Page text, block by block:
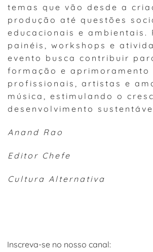
temas que vão desde a
produção até questões
educacionais e ambientais.
painéis, workshops e
evento busca contribuir
formação e aprimoramento
profissionais, artistas e
música, estimulando o
desenvolvimento
Anand Rao
Editor Chefe
Cultura Alternativa
Inscreva-se no nosso canal: